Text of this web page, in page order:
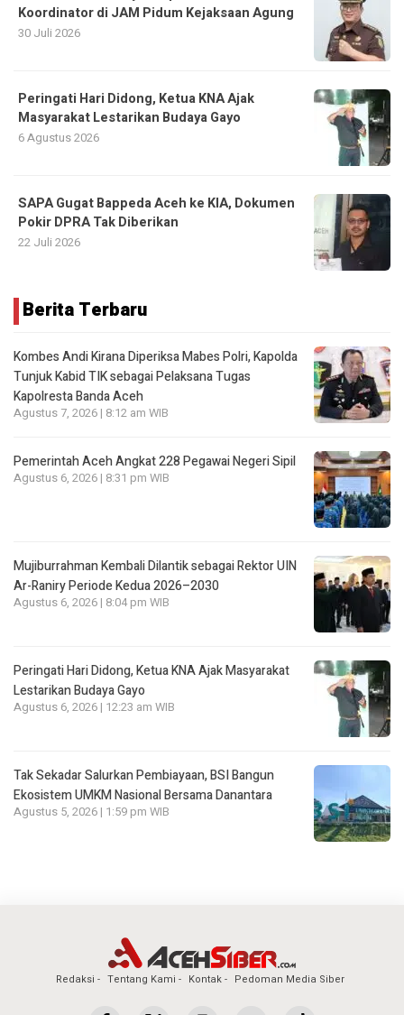
Koordinator di JAM Pidum Kejaksaan Agung
30 Juli 2026
Peringati Hari Didong, Ketua KNA Ajak
Masyarakat Lestarikan Budaya Gayo
6 Agustus 2026
SAPA Gugat Bappeda Aceh ke KIA, Dokumen
Pokir DPRA Tak Diberikan
22 Juli 2026
Berita Terbaru
Kombes Andi Kirana Diperiksa Mabes Polri, Kapolda
Tunjuk Kabid TIK sebagai Pelaksana Tugas
Kapolresta Banda Aceh
Agustus 7, 2026 | 8:12 am WIB
Pemerintah Aceh Angkat 228 Pegawai Negeri Sipil
Agustus 6, 2026 | 8:31 pm WIB
Mujiburrahman Kembali Dilantik sebagai Rektor UIN
Ar-Raniry Periode Kedua 2026–2030
Agustus 6, 2026 | 8:04 pm WIB
Peringati Hari Didong, Ketua KNA Ajak Masyarakat
Lestarikan Budaya Gayo
Agustus 6, 2026 | 12:23 am WIB
Tak Sekadar Salurkan Pembiayaan, BSI Bangun
Ekosistem UMKM Nasional Bersama Danantara
Agustus 5, 2026 | 1:59 pm WIB
Redaksi Tentang Kami Kontak Pedoman Media Siber